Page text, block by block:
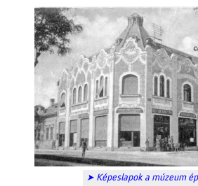
➤ Képeslapok a múzeum